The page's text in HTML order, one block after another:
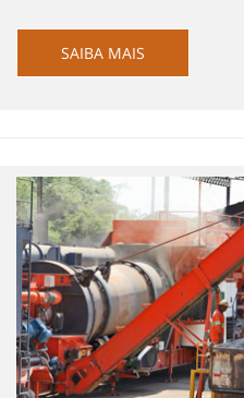
SAIBA MAIS